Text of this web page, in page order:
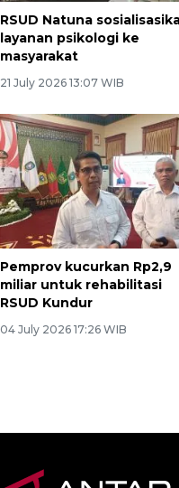
RSUD Natuna
layanan psikologi ke
masyarakat
21 July 2026 13:07 WIB
Pemprov kucurkan Rp2,9
miliar untuk rehabilitasi
RSUD Kundur
04 July 2026 17:26 WIB